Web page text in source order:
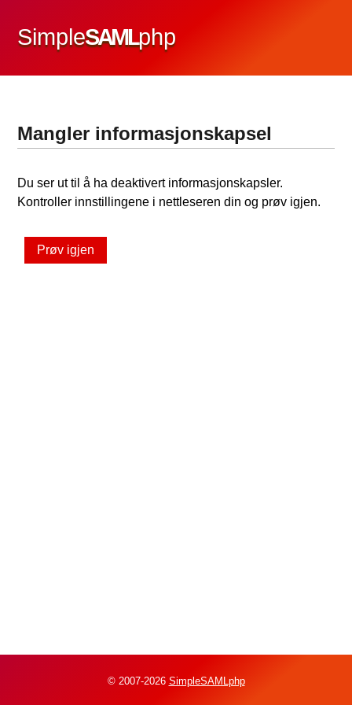
SimpleSAMLphp
Mangler informasjonskapsel
Du ser ut til å ha deaktivert informasjonskapsler.
Kontroller innstillingene i nettleseren din og prøv igjen.
Prøv igjen
© 2007-2026 SimpleSAMLphp